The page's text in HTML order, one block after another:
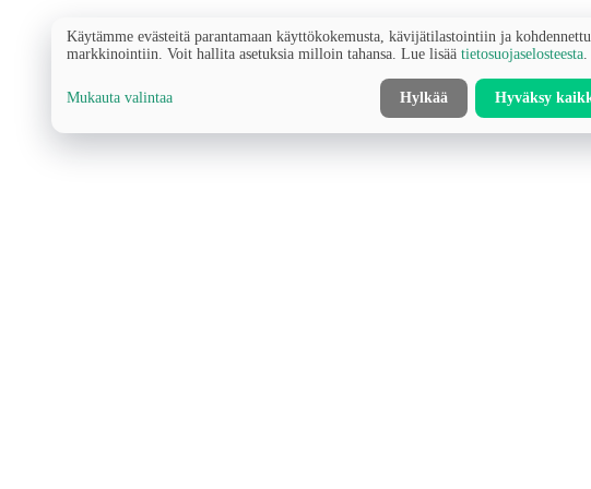
Käytämme evästeitä parantamaan käyttökokemusta, kävijätilastointiin ja
markkinointiin. Voit hallita asetuksia milloin tahansa. Lue lisää tietosuojaselosteesta
Mukauta valintaa Hylkää Hyväksy